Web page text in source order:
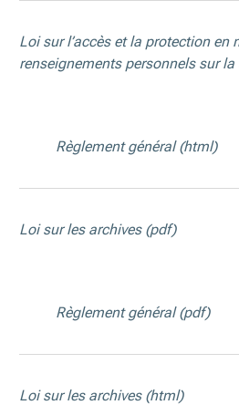
Loi sur l’accès et la protection en
renseignements personnels sur la
Règlement général (html)
Loi sur les archives (pdf)
Règlement général (pdf)
Loi sur les archives (html)